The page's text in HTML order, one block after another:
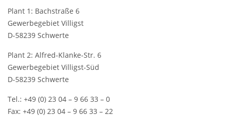
Plant 1: Bachstraße 6
Gewerbegebiet Villigst
D-58239 Schwerte
Plant 2: Alfred-Klanke-Str. 6
Gewerbegebiet Villigst-Süd
D-58239 Schwerte
Tel.: +49 (0) 23 04 – 9 66 33 – 0
Fax: +49 (0) 23 04 – 9 66 33 – 22